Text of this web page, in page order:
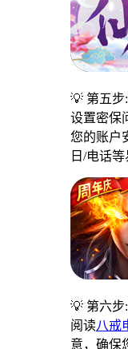
💡 第五步
设置密保
您的账户
日/电话等
💡 第六
阅读八戒
意，确保